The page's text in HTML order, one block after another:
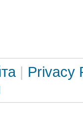
| Privacy